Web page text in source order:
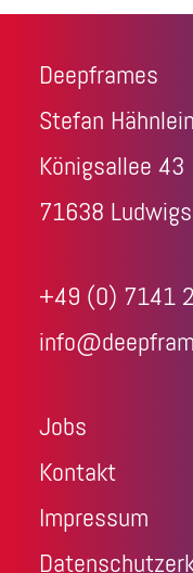
Deepframes
Stefan Hähnlein
Königsallee 43
71638
+49 (0) 7141
Jobs
Kontakt
Impressum